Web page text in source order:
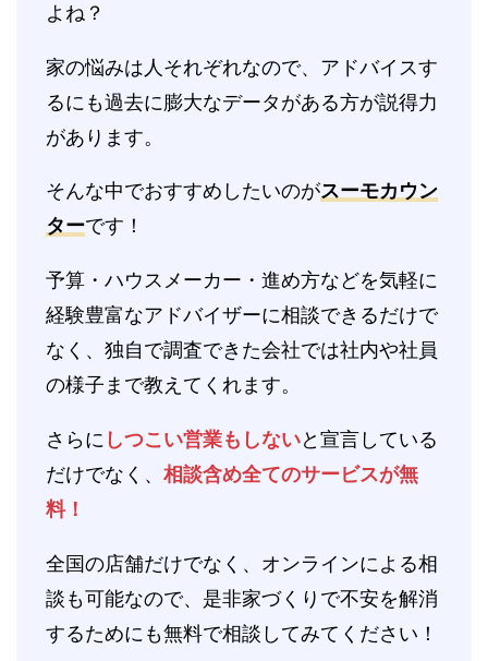
よね？
家の悩みは人それぞれなので、アドバイスす
るにも過去に膨大なデータがある方が説得力
があります。
そんな中でおすすめしたいのがスーモカウン
ターです！
予算・ハウスメーカー・進め方などを気軽に
経験豊富なアドバイザーに相談できるだけで
なく、独自で調査できた会社では社内や社員
の様子まで教えてくれます。
さらに しつこい営業もしないと宣言している
だけでなく、 相談含め全てのサービスが無
料！
全国の店舗だけでなく、オンラインによる相
談も可能なので、是非家づくりで不安を解消
するためにも無料で相談してみてください！